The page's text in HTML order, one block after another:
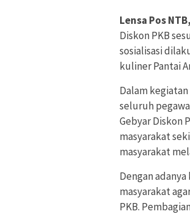
Lensa Pos
Diskon PKB
sosialisasi
kuliner Pantai
Dalam
seluruh
Gebyar Diskon
masyarakat
masyarakat
Dengan
masyarakat
PKB.